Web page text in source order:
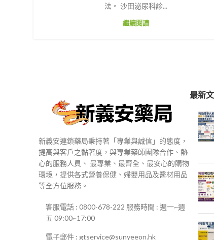
法。 沙田泌尿科診...
繼續閱讀
新義安連鎖藥局秉持著「專業與誠信」的態度，
提高與客戶之黏著度，與專業藥師團隊合作、熱
心的服務人員、 最專業、最齊全、最安心的購物
環境，提供各式營養保健、婦嬰用品及醫材用品
等全方位服務。
客服電話 : 0800-678-222 服務時間 : 週一~週
五 09:00~17:00
電子郵件 : gtservice@sunyeeon.hk
最新